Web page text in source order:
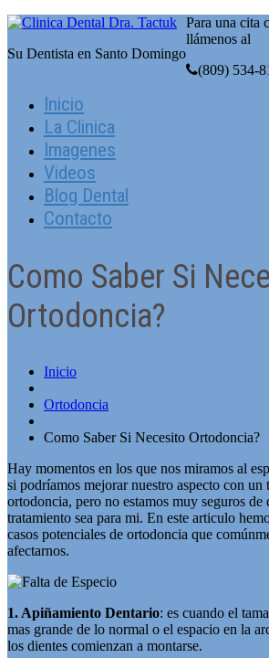
Su Dentista en Santo Domingo
Para una cita
llámenos al
(809) 534-
Inicio
La Clinica
Imagenes
Videos
Blog Dental
Contacto
Como Saber Si
Ortodoncia?
Inicio
Ortodoncia
Como Saber Si Necesito Ortodoncia?
Hay momentos en los que nos miramos al
si podríamos mejorar nuestro aspecto con un
ortodoncia, pero no estamos muy seguros de
tratamiento sea para mi. En este articulo
casos potenciales de ortodoncia que
afectarnos.
1. Apiñamiento Dentario: es cuando el
mas grande de lo normal o el espacio en la
los dientes comienzan a montarse.